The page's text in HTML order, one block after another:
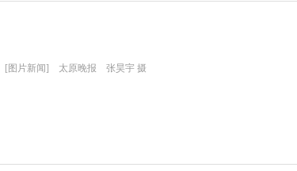
[图片新闻] 太原晚报 张昊宇 摄